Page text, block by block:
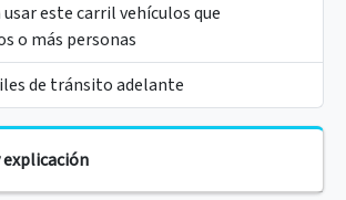
usar este carril vehículos que
o más personas
de tránsito adelante
explicación